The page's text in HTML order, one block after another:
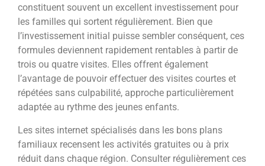
constituent souvent un excellent investissement pour
les familles qui sortent régulièrement. Bien que
l’investissement initial puisse sembler conséquent, ces
formules deviennent rapidement rentables à partir de
trois ou quatre visites. Elles offrent également
l’avantage de pouvoir effectuer des visites courtes et
répétées sans culpabilité, approche particulièrement
adaptée au rythme des jeunes enfants.
Les sites internet spécialisés dans les bons plans
familiaux recensent les activités gratuites ou à prix
réduit dans chaque région. Consulter régulièrement ces